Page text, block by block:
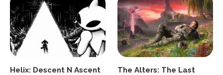
Helix: Descent N Ascent
The Alters: The Last